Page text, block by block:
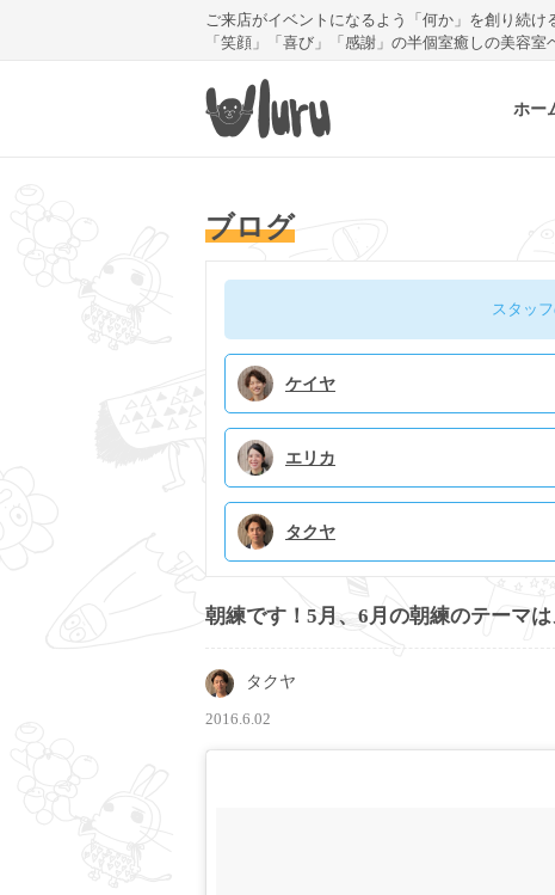
ご来店がイベントになるよう「何か」を創り続け
「笑顔」「喜び」「感謝」の半個室癒しの美容
ホー
ブログ
スタッ
ケイヤ
エリカ
タクヤ
朝練です！5月、6月の朝練のテーマ
タクヤ
2016.6.02